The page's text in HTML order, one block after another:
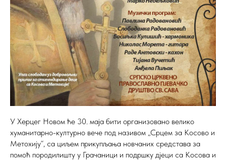
У Херцег Новом ће 30. маја бити организовано велико
хуманитарно-културно вече под називом „Срцем за Косово и
Метохију“, са циљем прикупљања новчаних средстава за
помоћ породилишту у Грачаници и подршку дјеци са Косова и